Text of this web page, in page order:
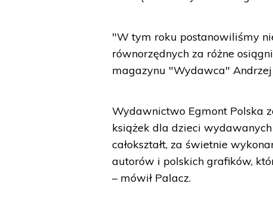
"W tym roku postanowiliśmy
równorzędnych za różne
magazynu "Wydawca" Andrzej
Wydawnictwo Egmont Polska
książek dla dzieci
całokształt, za świetnie
autorów i polskich grafików,
– mówił Palacz.